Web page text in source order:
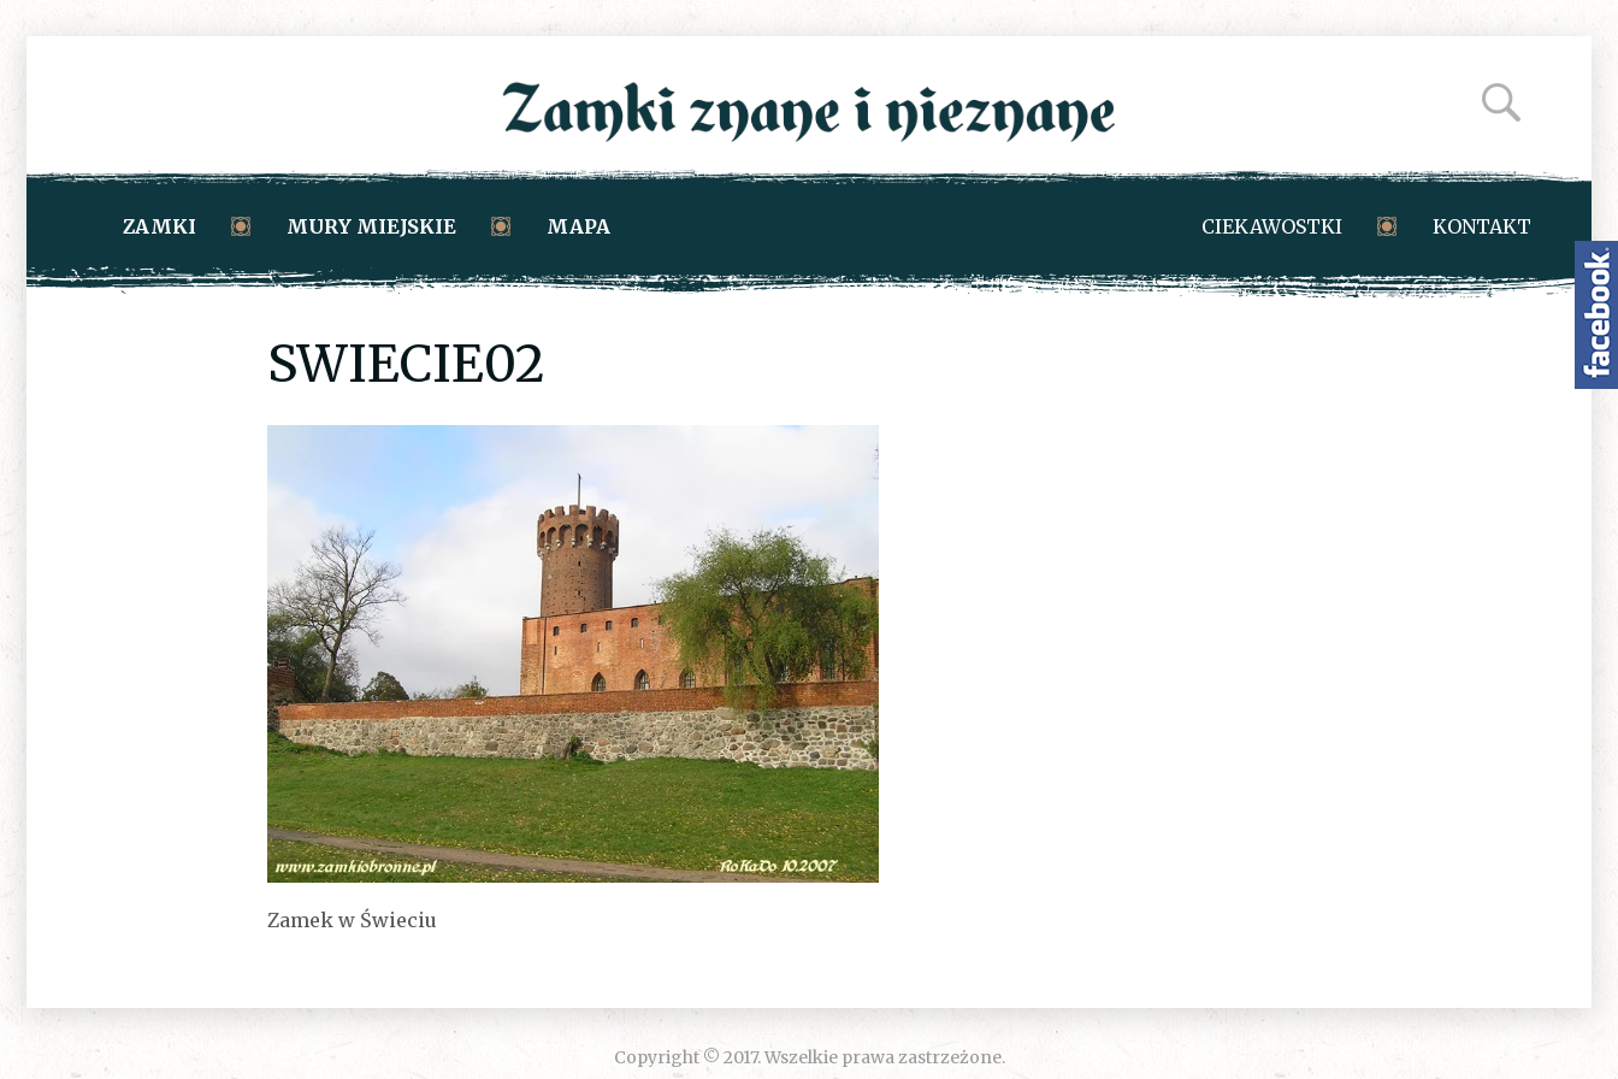
ZAMKI MURY MIEJSKIE MAPA CIEKAWOSTKI KONTAKT
SWIECIE02
Zamek w Świeciu
Copyright © 2017. Wszelkie prawa zastrzeżone.